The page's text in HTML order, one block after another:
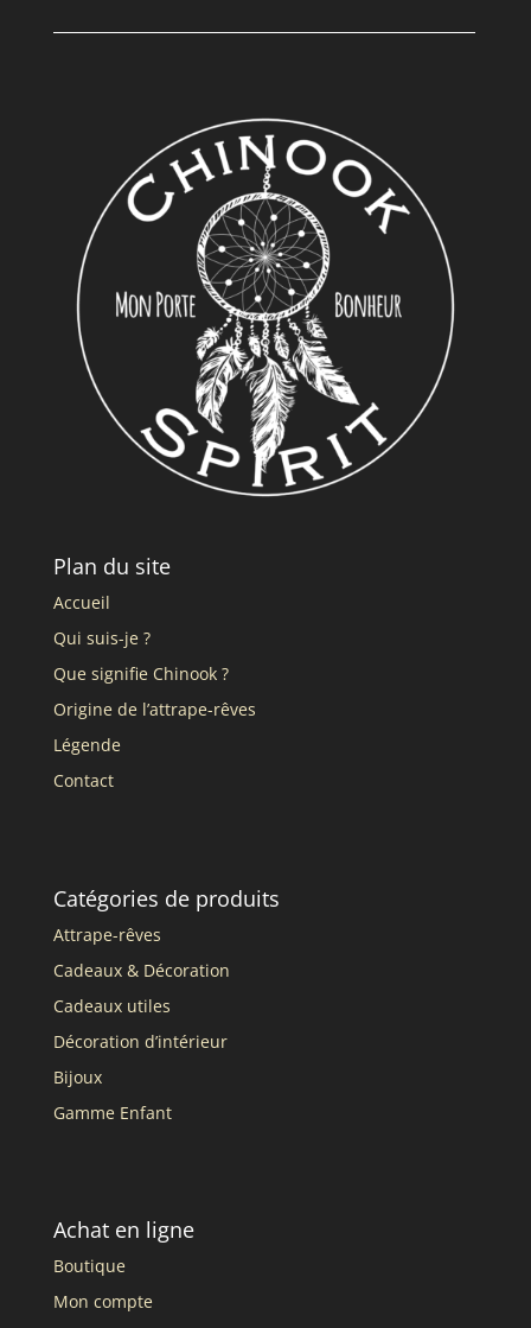
Plan du site
Accueil
Qui suis-je ?
Que signifie Chinook ?
Origine de l’attrape-rêves
Légende
Contact
Catégories de produits
Attrape-rêves
Cadeaux & Décoration
Cadeaux utiles
Décoration d’intérieur
Bijoux
Gamme Enfant
Achat en ligne
Boutique
Mon compte